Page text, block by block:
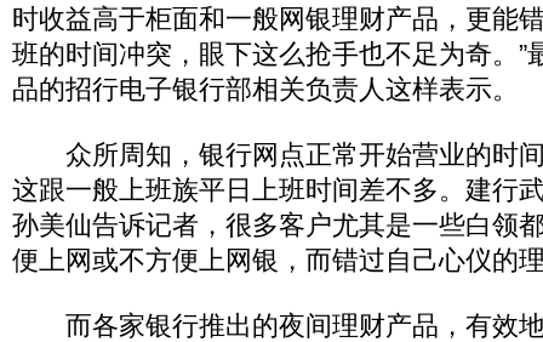
时收益高于柜面和一般网银理财产品，更能
班的时间冲突，眼下这么抢手也不足为奇。”
品的招行电子银行部相关负责人这样表示。
众所周知，银行网点正常开始营业的时
这跟一般上班族平日上班时间差不多。建行
孙美仙告诉记者，很多客户尤其是一些白领
便上网或不方便上网银，而错过自己心仪的
而各家银行推出的夜间理财产品，有效